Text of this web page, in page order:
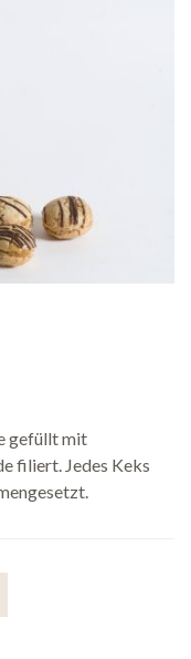
gefüllt mit
filiert. Jedes Keks